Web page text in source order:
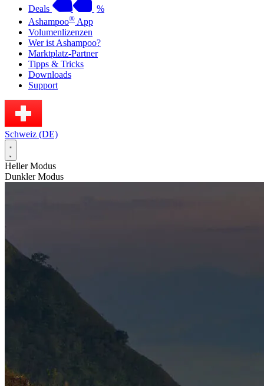
Deals
%
Ashampoo® App
Volumenlizenzen
Wer ist Ashampoo?
Marktplatz-Partner
Tipps & Tricks
Downloads
Support
Schweiz (DE)
Heller Modus
Dunkler Modus